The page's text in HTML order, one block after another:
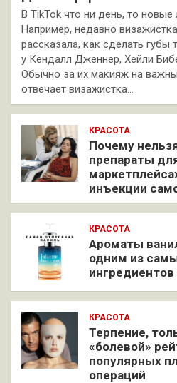
В TikTok что ни день, то
Например, недавно
рассказала, как сделать губы
у Кендалл Дженнер, Хейли
Обычно за их макияж на
отвечает визажистка…
КРАСОТА
Почему
препараты
инъекции
КРАСОТА
Ароматы
одним из
КРАСОТА
Терпение,
«болевой»
популярных
операций